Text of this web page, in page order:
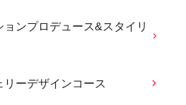
ンプロデュース&スタイリ
ーデザインコース